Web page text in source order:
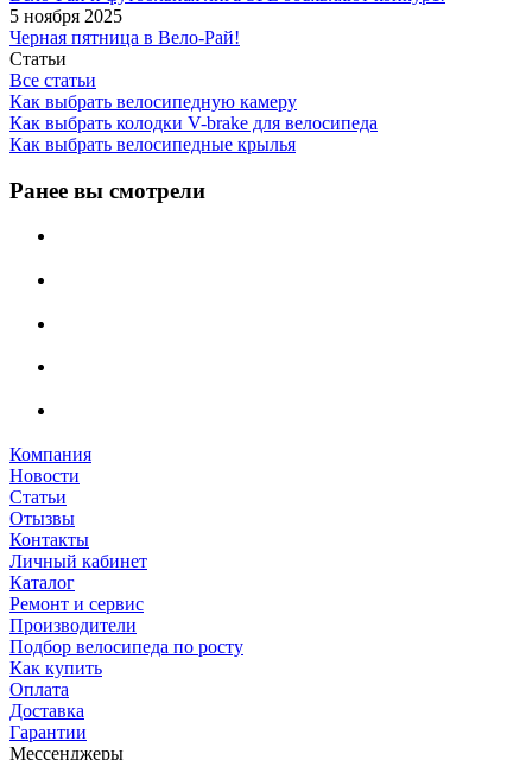
5 ноября 2025
Черная пятница в Вело-Рай!
Статьи
Все статьи
Как выбрать велосипедную камеру
Как выбрать колодки V-brake для велосипеда
Как выбрать велосипедные крылья
Ранее вы смотрели
Компания
Новости
Статьи
Отызвы
Контакты
Личный кабинет
Каталог
Ремонт и сервис
Производители
Подбор велосипеда по росту
Как купить
Оплата
Доставка
Гарантии
Мессенджеры